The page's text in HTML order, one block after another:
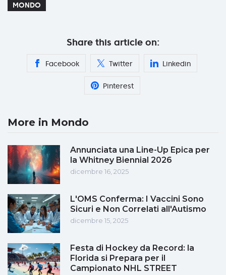
MONDO
Share this article on:
Facebook Twitter Linkedin
Pinterest
More in Mondo
Annunciata una Line-Up Epica per
la Whitney Biennial 2026
dicembre 16, 2025
L'OMS Conferma: I Vaccini Sono
Sicuri e Non Correlati all'Autismo
dicembre 15, 2025
Festa di Hockey da Record: la
Florida si Prepara per il
Campionato NHL STREET